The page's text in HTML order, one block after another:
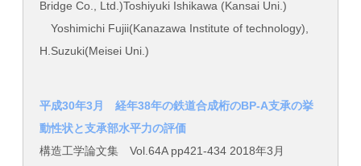
Bridge Co., Ltd.)Toshiyuki Ishikawa (Kansai Uni.)
Yoshimichi Fujii(Kanazawa Institute of technology),
H.Suzuki(Meisei Uni.)
平成30年3月 経年38年の鉄道合成桁のBP-A支承の挙
動性状と支承部水平力の評価
構造工学論文集 Vol.64A pp421-434 2018年3月